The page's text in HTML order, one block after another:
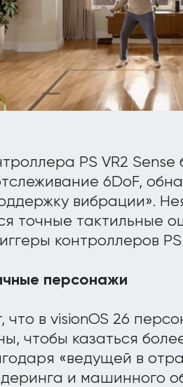
PS VR2 Sense
6DoF,
вибрации».
точные тактильные
контроллеров PS
персонажи
что в visionOS 26
чтобы казаться
«ведущей в
и машинного